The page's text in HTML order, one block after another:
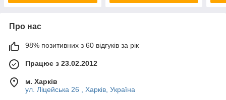
Про нас
98% позитивних з 60 відгуків за рік
Працює з 23.02.2012
м. Харків
ул. Ліцейська 26 , Харків, Україна